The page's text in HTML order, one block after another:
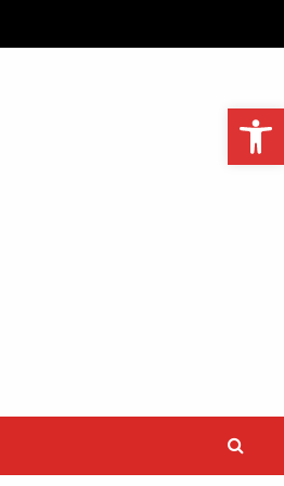
Ανοίξτε τη γραμμή εργαλείων